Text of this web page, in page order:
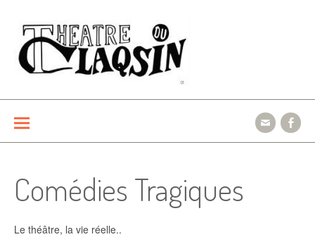
contenu
Comédies Tragiques
Le théâtre, la vie réelle..